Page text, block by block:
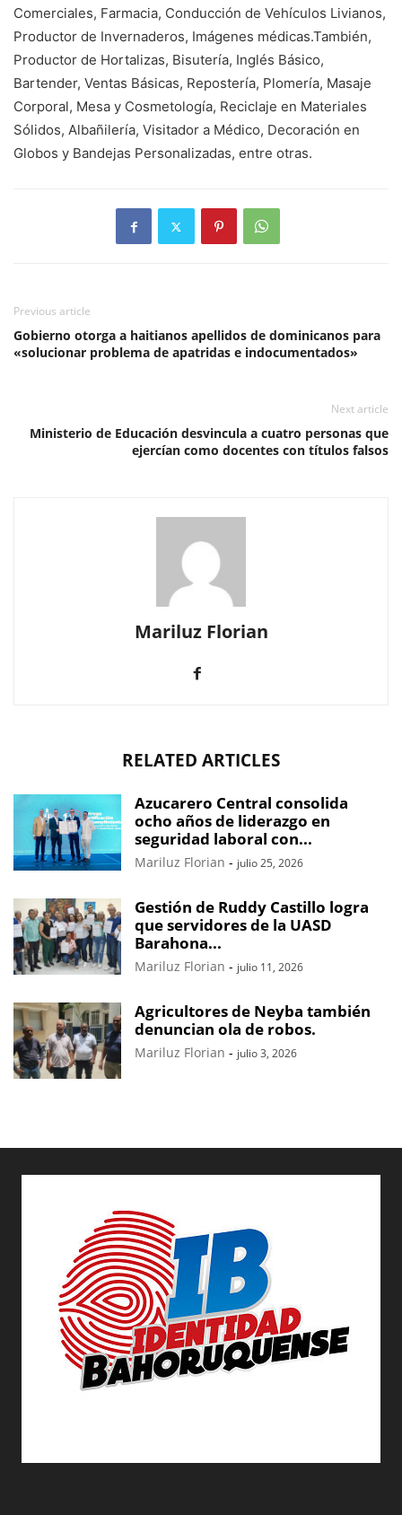
Comerciales, Farmacia, Conducción de Vehículos Livianos,
Productor de Invernaderos, Imágenes médicas.También,
Productor de Hortalizas, Bisutería, Inglés Básico,
Bartender, Ventas Básicas, Repostería, Plomería, Masaje
Corporal, Mesa y Cosmetología, Reciclaje en Materiales
Sólidos, Albañilería, Visitador a Médico, Decoración en
Globos y Bandejas Personalizadas, entre otras.
Previous article
Gobierno otorga a haitianos apellidos de dominicanos para
«solucionar problema de apatridas e indocumentados»
Next article
Ministerio de Educación desvincula a cuatro personas que
ejercían como docentes con títulos falsos
Mariluz Florian
RELATED ARTICLES
Azucarero Central consolida
ocho años de liderazgo en
seguridad laboral con...
Mariluz Florian - julio 25, 2026
Gestión de Ruddy Castillo logra
que servidores de la UASD
Barahona...
Mariluz Florian - julio 11, 2026
Agricultores de Neyba también
denuncian ola de robos.
Mariluz Florian - julio 3, 2026